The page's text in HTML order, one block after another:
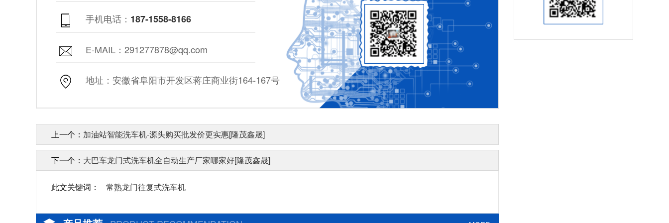
手机电话： 187-1558-8166
E-MAIL：291277878@qq.com
地址：安徽省阜阳市开发区蒋庄商业街164-167号
上一个： 加油站智能洗车机-源头购买批发价更实惠[隆茂鑫晟]
下一个： 大巴车龙门式洗车机全自动生产厂家哪家好[隆茂鑫晟]
此文关键词： 常熟龙门往复式洗车机